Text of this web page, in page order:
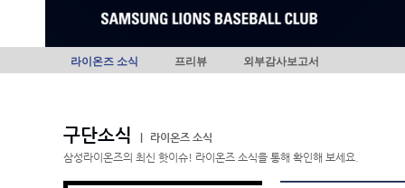
라이온즈 소식 프리뷰 외부감사보고서
구단소식
라이온즈 소식
삼성라이온즈의 최신 핫이슈! 라이온즈 소식을 통해 확인해 보세요.